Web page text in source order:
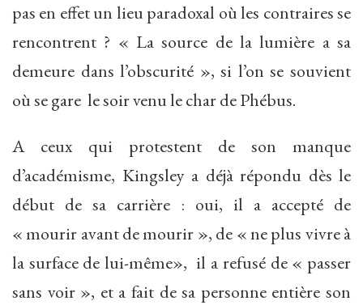
pas en effet un lieu paradoxal où les contraires se
rencontrent ? « La source de la lumière a sa
demeure dans l’obscurité », si l’on se souvient
où se gare le soir venu le char de Phébus.
A ceux qui protestent de son manque
d’académisme, Kingsley a déjà répondu dès le
début de sa carrière : oui, il a accepté de
« mourir avant de mourir », de « ne plus vivre à
la surface de lui-même», il a refusé de « passer
sans voir », et a fait de sa personne entière son